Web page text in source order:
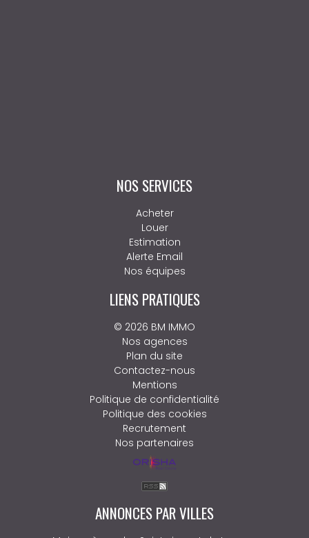
NOS SERVICES
Acheter
Louer
Estimation
Alerte Email
Nos équipes
LIENS PRATIQUES
© 2026 BM IMMO
Nos agences
Plan du site
Contactez-nous
Mentions
Politique de confidentialité
Politique des cookies
Recrutement
Nos partenaires
ANNONCES PAR VILLES